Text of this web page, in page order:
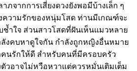
จากการเสี่ยงดวงยังพอมีบ้างเล็ก ๆ
ความรักของหนุ่มโสด ท่านมีเกณฑ์จะ
ำใจ ส่วนสาวโสดที่ฝันเห็นแมวหลาย
งคบหาดูใจกัน กำลังถูกหญิงอื่นหมาย
คนรักให้ดี สำหรับคนที่มีครอบครัว
วอาจไม่หวือหวาแต่ควรหมั่นเติมเต็ม